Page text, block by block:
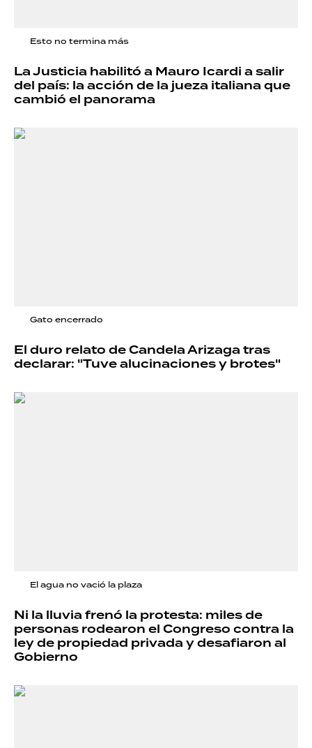
Esto no termina más
La Justicia habilitó a Mauro Icardi a salir
del país: la acción de la jueza italiana que
cambió el panorama
Gato encerrado
El duro relato de Candela Arizaga tras
declarar: "Tuve alucinaciones y brotes"
El agua no vació la plaza
Ni la lluvia frenó la protesta: miles de
personas rodearon el Congreso contra la
ley de propiedad privada y desafiaron al
Gobierno